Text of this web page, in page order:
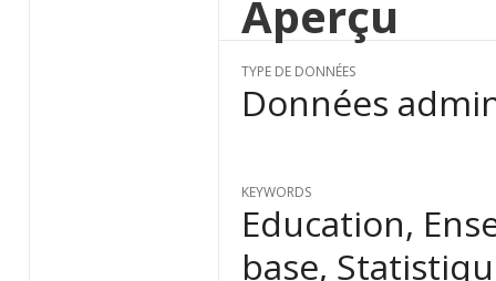
Aperçu
TYPE DE DONNÉES
Données
KEYWORDS
Education,
base,